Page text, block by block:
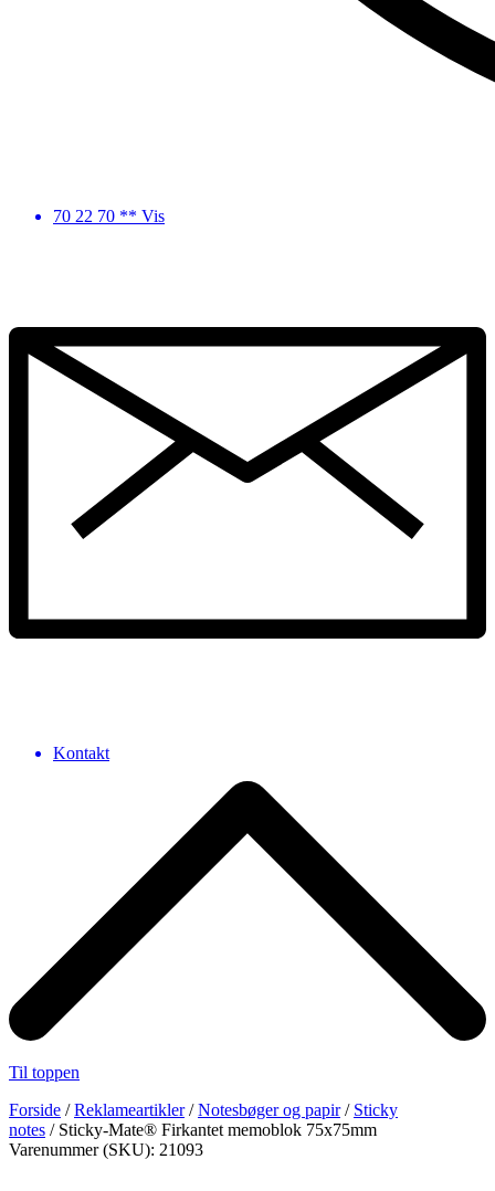
70 22 70 ** Vis
Kontakt
Til toppen
Forside /Reklameartikler/Notesbøger og papir/ Sticky
notes / Sticky-Mate® Firkantet memoblok 75x75mm
Varenummer (SKU): 21093